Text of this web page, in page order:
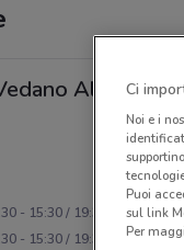
Al
- 15:30 / 19:30
- 15:30 / 19:30
Ci
Noi e i
Puoi
sul link
Per